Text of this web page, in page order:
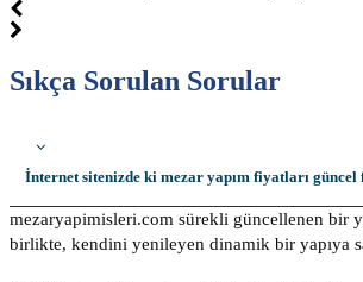
Sıkça Sorulan Sorular
İnternet sitenizde ki mezar yapım fiyatları güncel
mezaryapimisleri.com sürekli güncellenen bir
birlikte, kendini yenileyen dinamik bir yapıya